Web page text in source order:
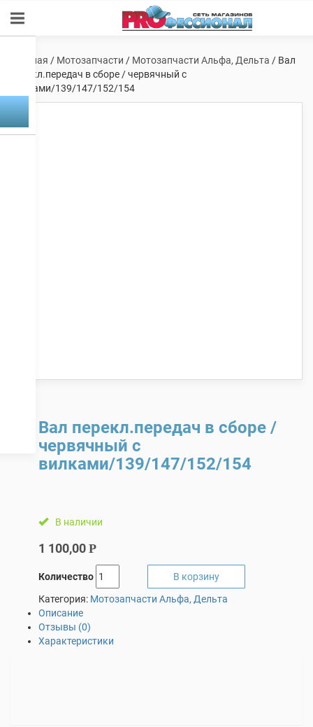
Главная / Мотозапчасти / Мотозапчасти Альфа, Дельта / Вал
перекл.передач в сборе / червячный с
вилками/139/147/152/154
Вал перекл.передач в сборе /
червячный с
вилками/139/147/152/154
В наличии
1 100,00 Р
Количество
В корзину
Категория: Мотозапчасти Альфа, Дельта
Описание
Отзывы (0)
Характеристики